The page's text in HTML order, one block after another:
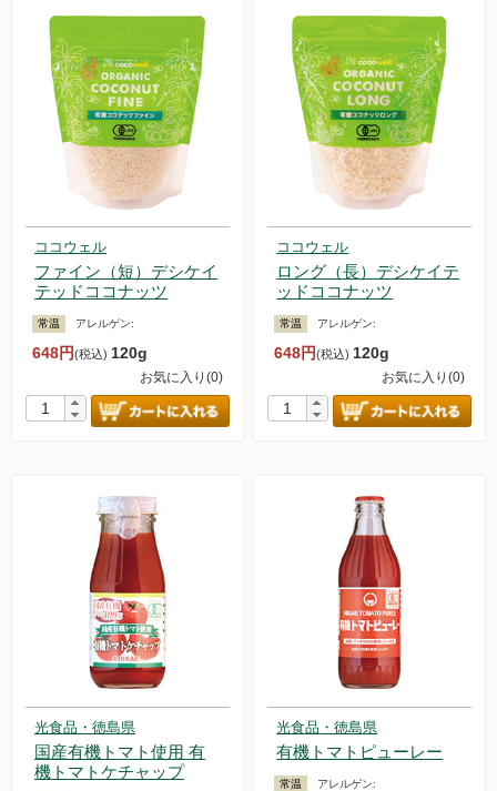
ココウェル
ファイン（短）デシケイ
テッドココナッツ
常温 アレルゲン:
648円(税込) 120g
お気に入り(0)
ココウェル
ロング（長）デシケイテ
ッドココナッツ
常温 アレルゲン:
648円(税込) 120g
お気に入り(0)
光食品・徳島県
国産有機トマト使用 有
機トマトケチャップ
光食品・徳島県
有機トマトピューレー
常温 アレルゲン: